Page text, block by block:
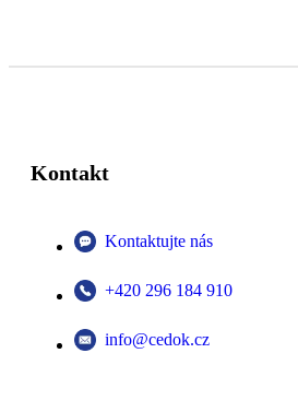
Kontakt
Kontaktujte nás
+420 296 184 910
info@cedok.cz